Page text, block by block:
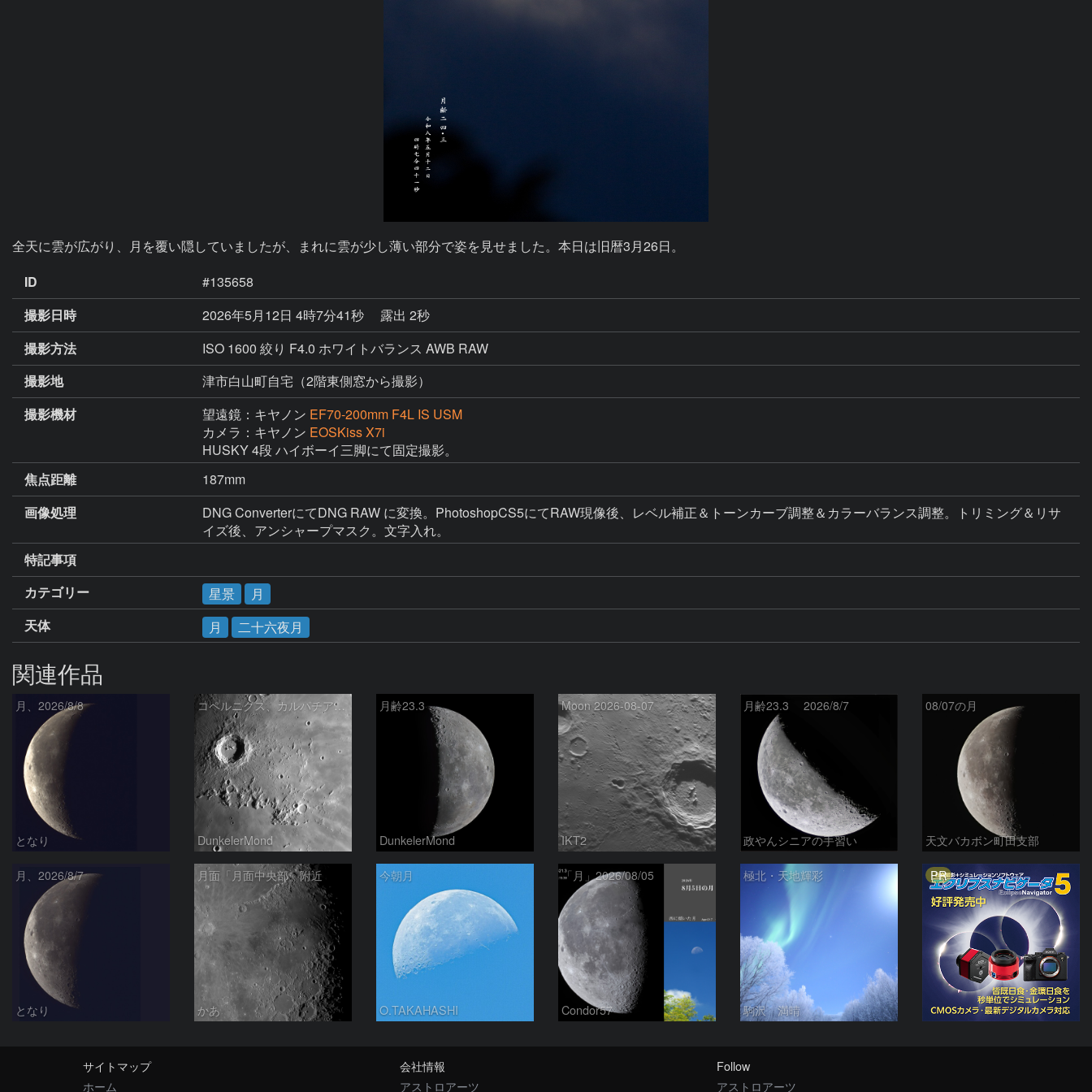
全天に雲が広がり、月を覆い隠していましたが、まれに雲が少し薄い部分で姿を見せました。本日は旧暦3月26日。
ID
#135658
撮影日時
2026年5月12日 4時7分41秒
露出 2秒
撮影方法
ISO 1600 絞り F4.0 ホワイトバランス AWB RAW
撮影地
津市白山町自宅（2階東側窓から撮影）
撮影機材
望遠鏡：キヤノン EF70-200mm F4L IS USM
カメラ：キヤノン EOSKiss X7i
HUSKY 4段 ハイボーイ三脚にて固定撮影。
焦点距離
187mm
画像処理
DNG ConverterにてDNG RAW に変換。PhotoshopCS5にてRAW現像後、レベル補正＆トーンカーブ調整＆カラーバランス調整。トリミング＆リサ
イズ後、アンシャープマスク。文字入れ。
特記事項
カテゴリー
星景
月
天体
月 二十六夜月
関連作品
月、2026/8/8
となり
コペルニクス、カルパチア山脈付近
DunkelerMond
月齢23.3
DunkelerMond
Moon 2026-08-07
IKT2
月齢23.3 2026/8/7
政やんシニアの手習い
08/07の月
天文バカボン町田支部
月、2026/8/7
となり
月面「月面中央部」附近
かあ
今朝月
O.TAKAHASHI
「月」2026/08/05
Condor57
極北・天地輝彩
駒沢 満晴
PR
サイトマップ
ホーム
会社情報
アストロアーツ
Follow
アストロアーツ